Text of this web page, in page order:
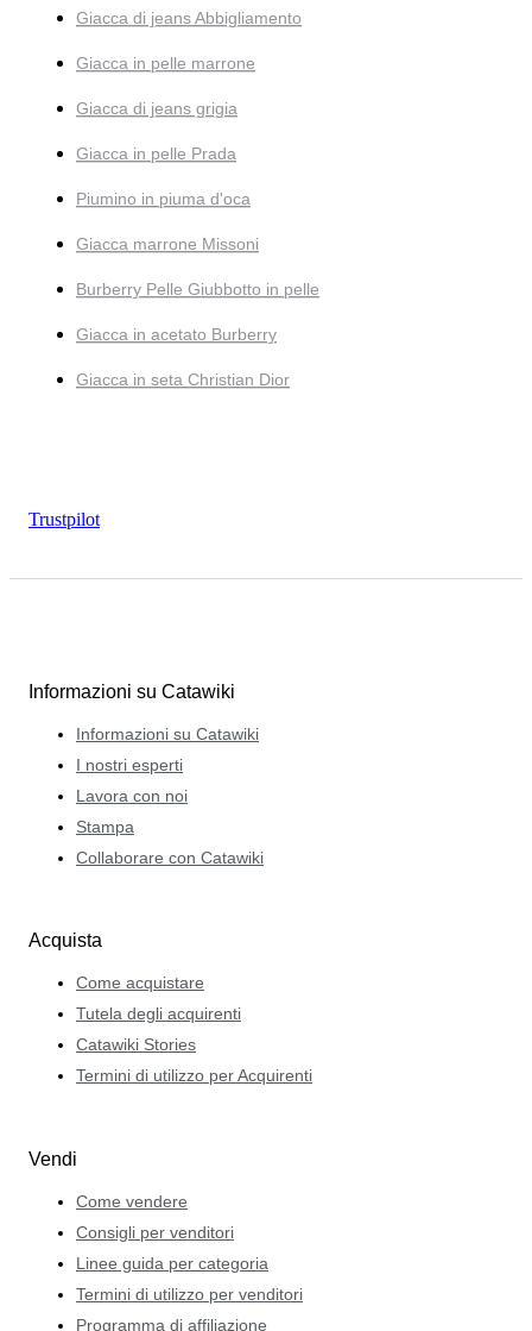
Giacca di jeans Abbigliamento
Giacca in pelle marrone
Giacca di jeans grigia
Giacca in pelle Prada
Piumino in piuma d'oca
Giacca marrone Missoni
Burberry Pelle Giubbotto in pelle
Giacca in acetato Burberry
Giacca in seta Christian Dior
Trustpilot
Informazioni su Catawiki
Informazioni su Catawiki
I nostri esperti
Lavora con noi
Stampa
Collaborare con Catawiki
Acquista
Come acquistare
Tutela degli acquirenti
Catawiki Stories
Termini di utilizzo per Acquirenti
Vendi
Come vendere
Consigli per venditori
Linee guida per categoria
Termini di utilizzo per venditori
Programma di affiliazione